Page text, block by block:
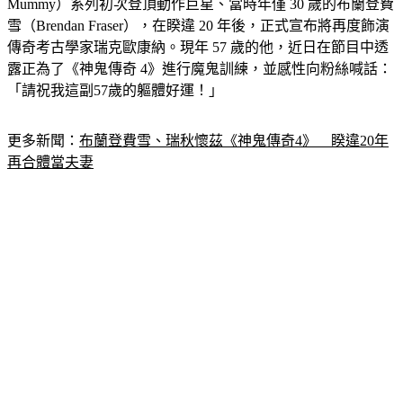
Mummy）系列初次登頂動作巨星、當時年僅 30 歲的布蘭登費
雪（Brendan Fraser），在睽違 20 年後，正式宣布將再度飾演
傳奇考古學家瑞克歐康納。現年 57 歲的他，近日在節目中透
露正為了《神鬼傳奇 4》進行魔鬼訓練，並感性向粉絲喊話：
「請祝我這副57歲的軀體好運！」
更多新聞： 布蘭登費雪、瑞秋懷茲《神鬼傳奇4》　睽違20年
再合體當夫妻